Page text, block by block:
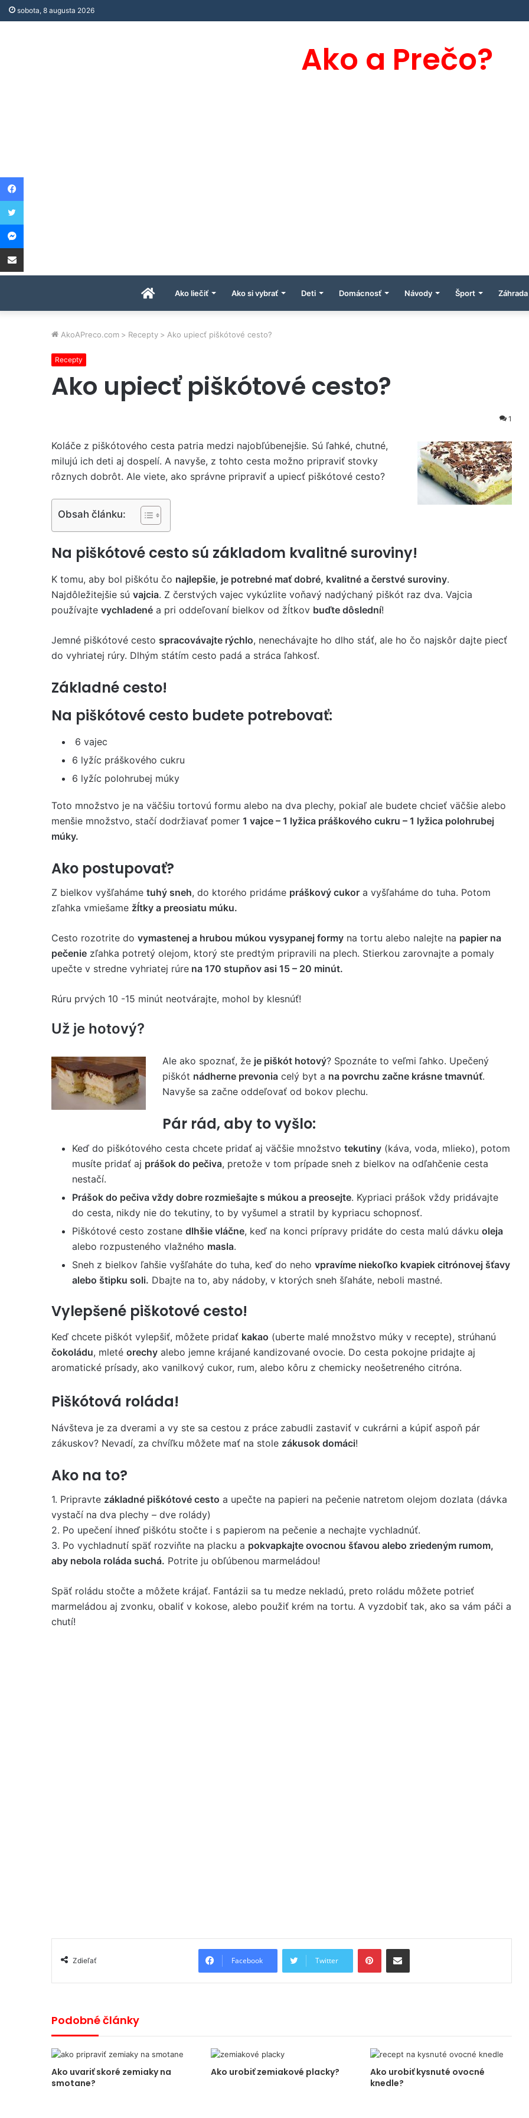
sobota, 8 augusta 2026
Ako a Prečo?
ÚvodnáAko liečiť Ako si vybrať Deti Domácnosť Návody Šport Záhrada
AkoAPreco.com > Recepty > Ako upiecť piškótové cesto?
Recepty
Ako upiecť piškótové cesto?
1
Koláče z piškótového cesta patria medzi najobľúbenejšie. Sú ľahké, chutné,
milujú ich deti aj dospelí. A navyše, z tohto cesta možno pripraviť stovky
rôznych dobrôt. Ale viete, ako správne pripraviť a upiecť piškótové cesto?
Obsah článku:
Na piškótové cesto sú základom kvalitné suroviny!
K tomu, aby bol piškótu čo najlepšie, je potrebné mať dobré, kvalitné a čerstvé suroviny.
Najdôležitejšie sú vajcia. Z čerstvých vajec vykúzlite voňavý nadýchaný piškót raz dva. Vajcia
používajte vychladené a pri oddeľovaní bielkov od žĺtkov buďte dôslední!
Jemné piškótové cesto spracovávajte rýchlo, nenechávajte ho dlho stáť, ale ho čo najskôr dajte piecť
do vyhriatej rúry. Dlhým státím cesto padá a stráca ľahkosť.
Základné cesto!
Na piškótové cesto budete potrebovať:
6 vajec
6 lyžíc práškového cukru
6 lyžíc polohrubej múky
Toto množstvo je na väčšiu tortovú formu alebo na dva plechy, pokiaľ ale budete chcieť väčšie alebo
menšie množstvo, stačí dodržiavať pomer 1 vajce – 1 lyžica práškového cukru – 1 lyžica polohrubej
múky.
Ako postupovať?
Z bielkov vyšľaháme tuhý sneh, do ktorého pridáme práškový cukor a vyšľaháme do tuha. Potom
zľahka vmiešame žĺtky a preosiatu múku.
Cesto rozotrite do vymastenej a hrubou múkou vysypanej formy na tortu alebo nalejte na papier na
pečenie zľahka potretý olejom, ktorý ste predtým pripravili na plech. Stierkou zarovnajte a pomaly
upečte v stredne vyhriatej rúre na 170 stupňov asi 15 – 20 minút.
Rúru prvých 10 -15 minút neotvárajte, mohol by klesnúť!
Už je hotový?
Ale ako spoznať, že je piškót hotový? Spoznáte to veľmi ľahko. Upečený
piškót nádherne prevonia celý byt a na povrchu začne krásne tmavnúť.
Navyše sa začne oddeľovať od bokov plechu.
Pár rád, aby to vyšlo:
Keď do piškótového cesta chcete pridať aj väčšie množstvo tekutiny (káva, voda, mlieko), potom
musíte pridať aj prášok do pečiva, pretože v tom prípade sneh z bielkov na odľahčenie cesta
nestačí.
Prášok do pečiva vždy dobre rozmiešajte s múkou a preosejte. Kypriaci prášok vždy pridávajte
do cesta, nikdy nie do tekutiny, to by vyšumel a stratil by kypriacu schopnosť.
Piškótové cesto zostane dlhšie vláčne, keď na konci prípravy pridáte do cesta malú dávku oleja
alebo rozpusteného vlažného masla.
Sneh z bielkov ľahšie vyšľaháte do tuha, keď do neho vpravíme niekoľko kvapiek citrónovej šťavy
alebo štipku soli. Dbajte na to, aby nádoby, v ktorých sneh šľaháte, neboli mastné.
Vylepšené piškotové cesto!
Keď chcete piškót vylepšiť, môžete pridať kakao (uberte malé množstvo múky v recepte), strúhanú
čokoládu, mleté orechy alebo jemne krájané kandizované ovocie. Do cesta pokojne pridajte aj
aromatické prísady, ako vanilkový cukor, rum, alebo kôru z chemicky neošetreného citróna.
Piškótová roláda!
Návšteva je za dverami a vy ste sa cestou z práce zabudli zastaviť v cukrárni a kúpiť aspoň pár
zákuskov? Nevadí, za chvíľku môžete mať na stole zákusok domáci!
Ako na to?
1. Pripravte základné piškótové cesto a upečte na papieri na pečenie natretom olejom dozlata (dávka
vystačí na dva plechy – dve rolády)
2. Po upečení ihneď piškótu stočte i s papierom na pečenie a nechajte vychladnúť.
3. Po vychladnutí späť rozviňte na placku a pokvapkajte ovocnou šťavou alebo zriedeným rumom,
aby nebola roláda suchá. Potrite ju obľúbenou marmeládou!
Späť roládu stočte a môžete krájať. Fantázii sa tu medze nekladú, preto roládu môžete potrieť
marmeládou aj zvonku, obaliť v kokose, alebo použiť krém na tortu. A vyzdobiť tak, ako sa vám páči a
chutí!
Zdieľať Facebook Twitter
PinterestShare via Email
Podobné články
Ako uvariť skoré zemiaky na
smotane?
Ako urobiť zemiakové placky?
Ako urobiť kysnuté ovocné
knedle?
Facebook
Twitter
Messenger
Share via Email